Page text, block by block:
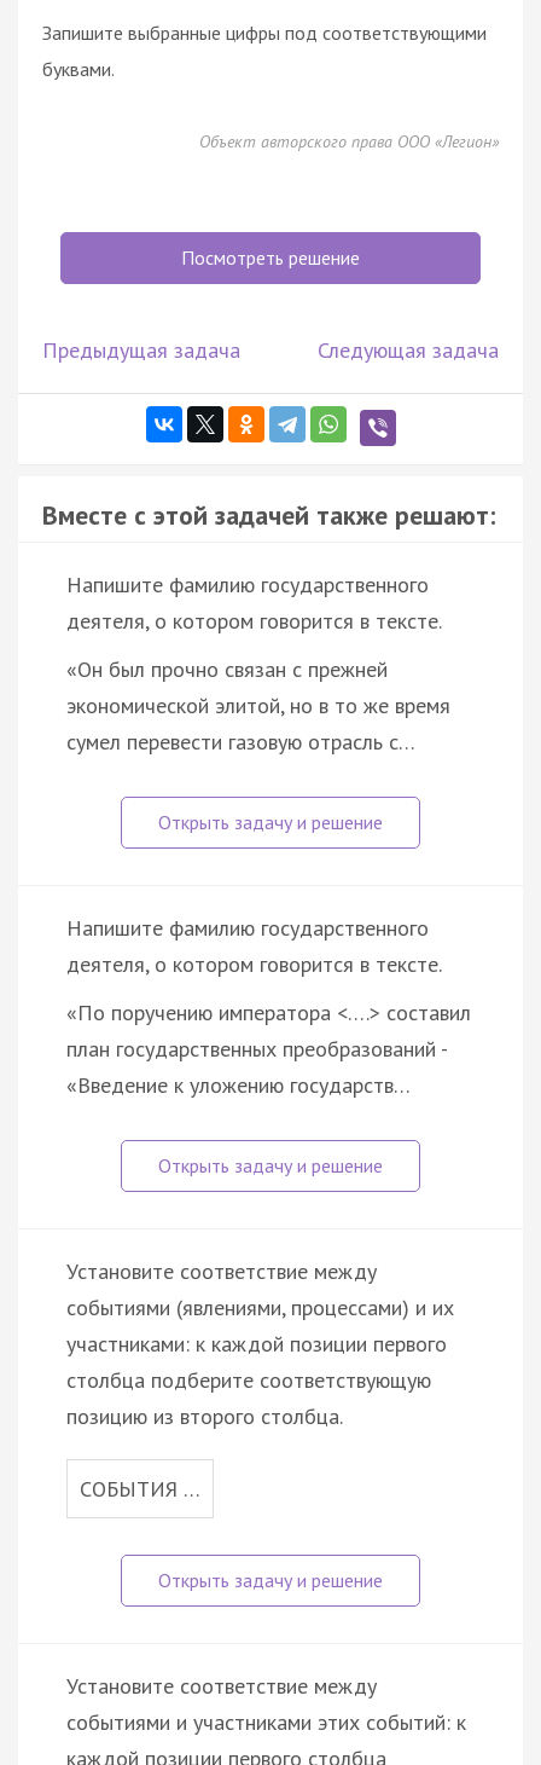
Запишите выбранные цифры под соответствующими
буквами.
Объект авторского права ООО «Легион»
Посмотреть решение
Предыдущая задача Следующая задача
Вместе с этой задачей также решают:
Напишите фамилию государственного
деятеля, о котором говорится в тексте.
«Он был прочно связан с прежней
экономической элитой, но в то же время
сумел перевести газовую отрасль с…
Напишите фамилию государственного
деятеля, о котором говорится в тексте.
«По поручению императора <….> составил
план государственных преобразований -
«Введение к уложению государств…
Установите соответствие между
событиями (явлениями, процессами) и их
участниками: к каждой позиции первого
столбца подберите соответствующую
позицию из второго столбца.
СОБЫТИЯ …
Установите соответствие между
событиями и участниками этих событий: к
каждой позиции первого столбца